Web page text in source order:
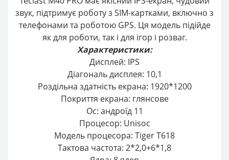
звук, підтримує роботу з SIM-картками, включно з
телефонами та роботою GPS. Ця модель підійде
як для роботи, так і для ігор і розваг.
Характеристики:
Дисплей: IPS
Діагональ дисплея: 10,1
Роздільна здатність екрана: 1920*1200
Покриття екрана: глянсове
Ос: андроїд 11
Процесор: Unisoc
Модель процесора: Tiger T618
Тактова частота: 2*2,0+6*1,8